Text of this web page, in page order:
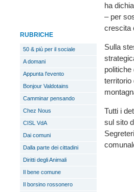
RUBRICHE
50 & più per il sociale
A domani
Appunta l'evento
Bonjour Valdotains
Camminar pensando
Chez Nous
CISL VdA
Dai comuni
Dalla parte dei cittadini
Diritti degli Animali
Il bene comune
Il borsino rossonero
ha
– per
crescita
Sulla
territorio
Tutti i
sul sito